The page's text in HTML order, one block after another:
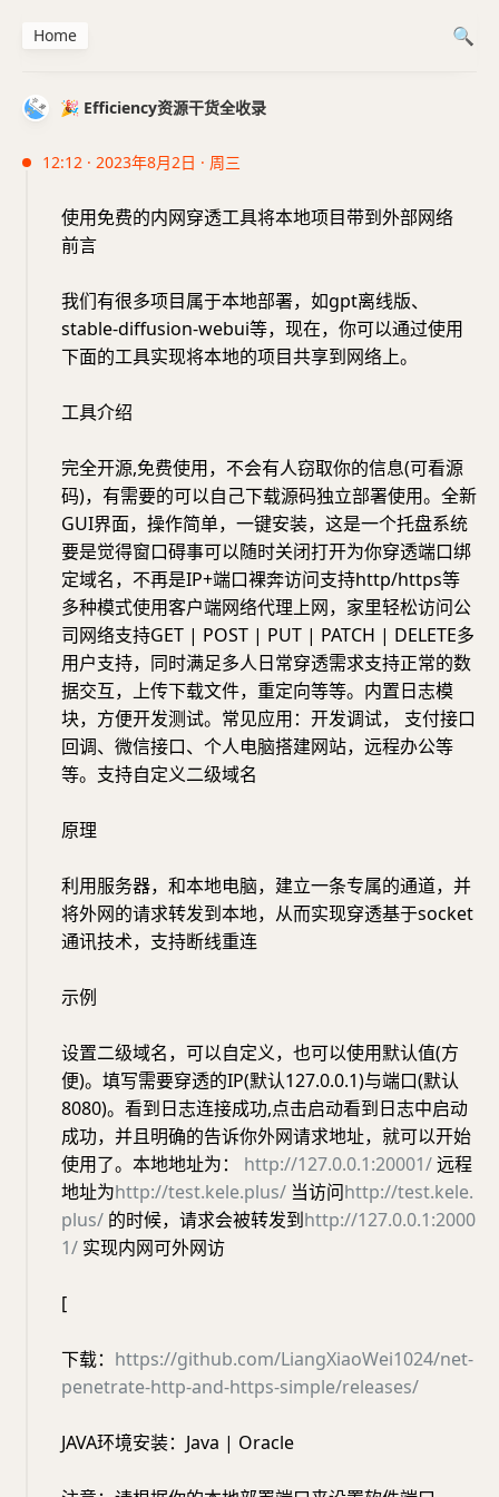
🎉 Efficiency资源干货全收录
12:12 · 2023年8月2日 · 周三
使用免费的内网穿透工具将本地项目带到外部网络
前言
我们有很多项目属于本地部署，如gpt离线版、
stable-diffusion-webui等，现在，你可以通过使用
下面的工具实现将本地的项目共享到网络上。
工具介绍
完全开源,免费使用，不会有人窃取你的信息(可看源
码)，有需要的可以自己下载源码独立部署使用。全新
GUI界面，操作简单，一键安装，这是一个托盘系统
要是觉得窗口碍事可以随时关闭打开为你穿透端口绑
定域名，不再是IP+端口裸奔访问支持http/https等
多种模式使用客户端网络代理上网，家里轻松访问公
司网络支持GET | POST | PUT | PATCH | DELETE多
用户支持，同时满足多人日常穿透需求支持正常的数
据交互，上传下载文件，重定向等等。内置日志模
块，方便开发测试。常见应用：开发调试， 支付接口
回调、微信接口、个人电脑搭建网站，远程办公等
等。支持自定义二级域名
原理
利用服务器，和本地电脑，建立一条专属的通道，并
将外网的请求转发到本地，从而实现穿透基于socket
通讯技术，支持断线重连
示例
设置二级域名，可以自定义，也可以使用默认值(方
便)。填写需要穿透的IP(默认127.0.0.1)与端口(默认
8080)。看到日志连接成功,点击启动看到日志中启动
成功，并且明确的告诉你外网请求地址，就可以开始
使用了。本地地址为： http://127.0.0.1:20001/远程
地址为http://test.kele.plus/ 当访问http://test.kele.
plus/ 的时候，请求会被转发到http://127.0.0.1:2000
1/ 实现内网可外网访
[
下载： https://github.com/LiangXiaoWei1024/net-
penetrate-http-and-https-simple/releases/
JAVA环境安装：Java | Oracle
Home